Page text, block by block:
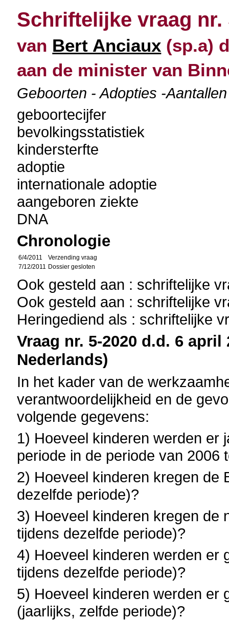
Schriftelijke vraag nr.
van Bert Anciaux (sp.a)
aan de minister van
Geboorten - Adopties -
geboortecijfer
bevolkingsstatistiek
kindersterfte
adoptie
internationale adoptie
aangeboren ziekte
DNA
Chronologie
6/4/2011
Verzending vraag
7/12/2011 Dossier gesloten
Ook gesteld aan : schriftelijke
Ook gesteld aan : schriftelijke
Heringediend als : schriftelijke
Vraag nr. 5-2020 d.d. 6
Nederlands)
In het kader van de
verantwoordelijkheid en de
volgende gegevens:
1) Hoeveel kinderen werden er
periode in de periode van 2006
2) Hoeveel kinderen kregen de
dezelfde periode)?
3) Hoeveel kinderen kregen de
tijdens dezelfde periode)?
4) Hoeveel kinderen werden er
tijdens dezelfde periode)?
5) Hoeveel kinderen werden er
(jaarlijks, zelfde periode)?